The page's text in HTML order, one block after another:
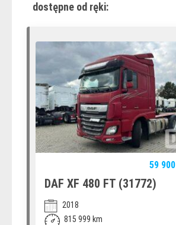
dostępne od ręki:
59 900
DAF XF 480 FT (31772)
2018
815 999 km